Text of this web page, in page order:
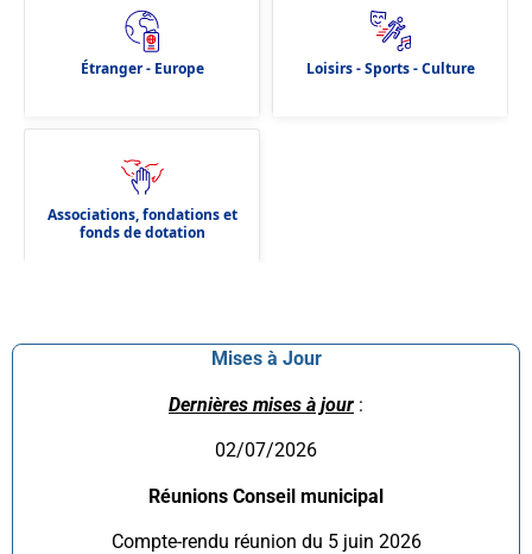
Mises à Jour
Dernières mises à jour :
02/07/2026
Réunions Conseil municipal
Compte-rendu réunion du 5 juin 2026
Étranger - Europe Loisirs - Sports - Culture
Associations, fondations et
fonds de dotation